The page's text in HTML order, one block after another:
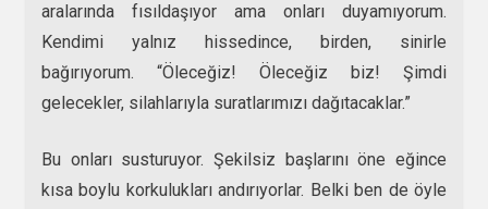
aralarında fısıldaşıyor ama onları duyamıyorum.
Kendimi yalnız hissedince, birden, sinirle
bağırıyorum. “Öleceğiz! Öleceğiz biz! Şimdi
gelecekler, silahlarıyla suratlarımızı dağıtacaklar.”
Bu onları susturuyor. Şekilsiz başlarını öne eğince
kısa boylu korkulukları andırıyorlar. Belki ben de öyle